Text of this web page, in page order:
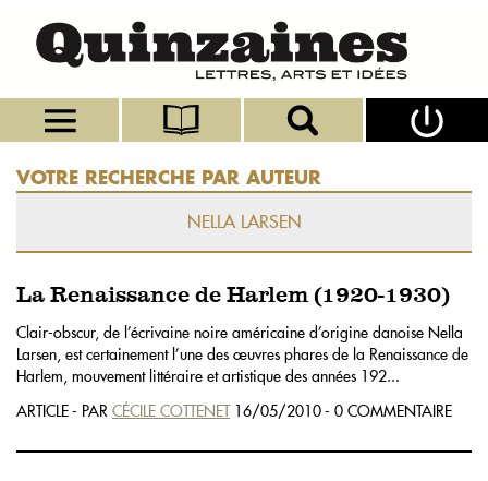
VOTRE RECHERCHE PAR AUTEUR
NELLA LARSEN
La Renaissance de Harlem (1920-1930)
Clair-obscur, de l’écrivaine noire américaine d’origine danoise Nella
Larsen, est certainement l’une des œuvres phares de la Renaissance de
Harlem, mouvement littéraire et artistique des années 192...
ARTICLE - PAR CÉCILE COTTENET16/05/2010 - 0 COMMENTAIRE